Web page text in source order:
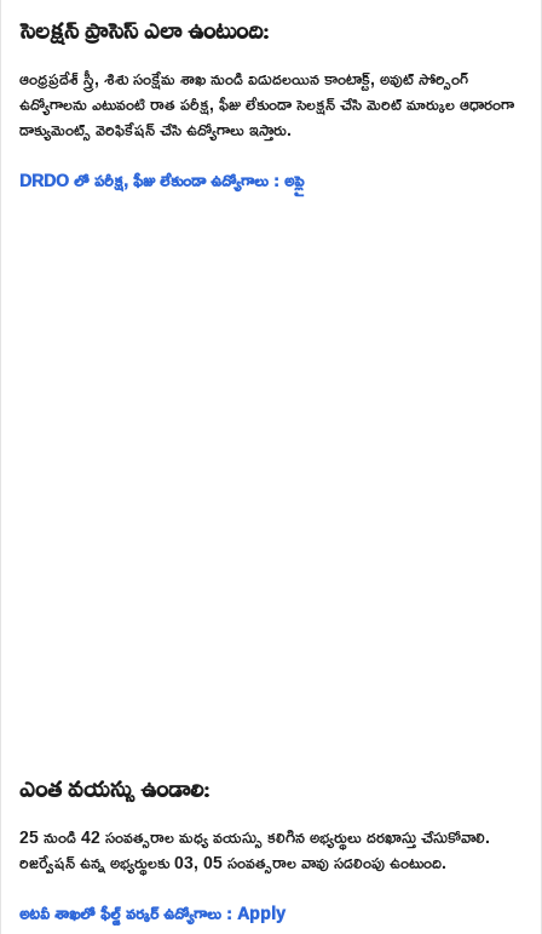
సెలక్షన్ ప్రాసెస్ ఎలా ఉంటుంది:
ఆంధ్రప్రదేశ్ స్త్రీ, శిశు సంక్షేమ శాఖ నుండి విడుదలయిన కాంటాక్ట్, అవుట్ సోర్సింగ్
ఉద్యోగాలను ఎటువంటి రాత పరీక్ష, ఫీజు లేకుండా సెలక్షన్ చేసి మెరిట్ మార్కుల ఆధారంగా
డాక్యుమెంట్స్ వెరిఫికేషన్ చేసి ఉద్యోగాలు ఇస్తారు.
DRDO లో పరీక్ష, ఫీజు లేకుండా ఉద్యోగాలు : అప్లై
ఎంత వయస్సు ఉండాలి:
25 నుండి 42 సంవత్సరాల మధ్య వయస్సు కలిగిన అభ్యర్థులు దరఖాస్తు చేసుకోవాలి.
రిజర్వేషన్ ఉన్న అభ్యర్థులకు 03, 05 సంవత్సరాల వావు సడలింపు ఉంటుంది.
అటవీ శాఖలో ఫీల్డ్ వర్కర్ ఉద్యోగాలు : Apply